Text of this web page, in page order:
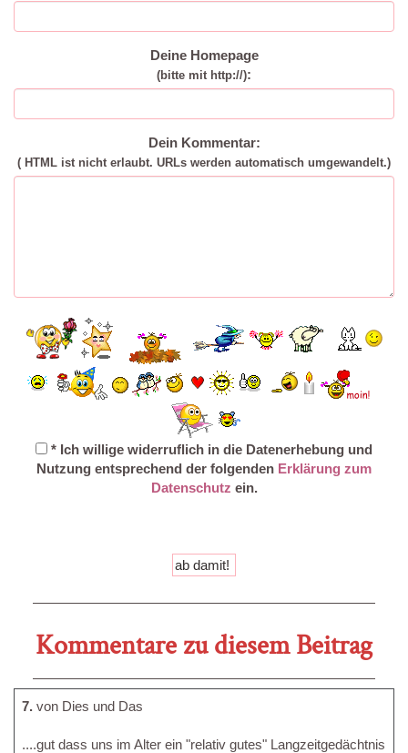
Deine Homepage
(bitte mit http://):
Dein Kommentar:
( HTML ist nicht erlaubt. URLs werden automatisch umgewandelt.)
* Ich willige widerruflich in die Datenerhebung und
Nutzung entsprechend der folgenden Erklärung zum
Datenschutz ein.
Kommentare zu diesem Beitrag
7. von Dies und Das
....gut dass uns im Alter ein "relativ gutes" Langzeitgedächtnis